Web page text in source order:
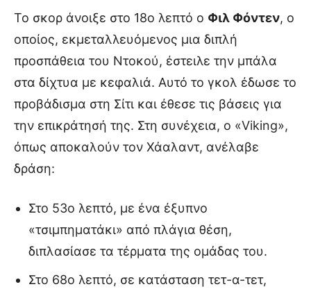
Το σκορ άνοιξε στο 18ο λεπτό ο Φιλ Φόντεν, ο
οποίος, εκμεταλλευόμενος μια διπλή
προσπάθεια του Ντοκού, έστειλε την μπάλα
στα δίχτυα με κεφαλιά. Αυτό το γκολ έδωσε το
προβάδισμα στη Σίτι και έθεσε τις βάσεις για
την επικράτησή της. Στη συνέχεια, ο «Viking»,
όπως αποκαλούν τον Χάαλαντ, ανέλαβε
δράση:
Στο 53ο λεπτό, με ένα έξυπνο
«τσιμπηματάκι» από πλάγια θέση,
διπλασίασε τα τέρματα της ομάδας του.
Στο 68ο λεπτό, σε κατάσταση τετ-α-τετ,